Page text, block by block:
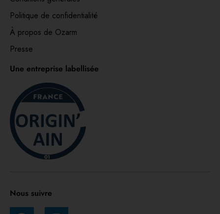
Politique de confidentialité
À propos de Ozarm
Presse
Une entreprise labellisée
Nous suivre